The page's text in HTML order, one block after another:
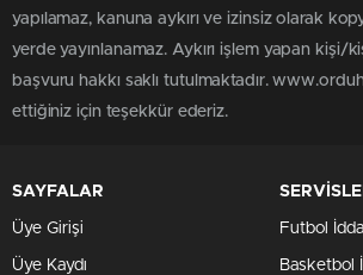
yapılamaz, kanuna aykırı ve izinsiz olarak
yerde yayınlanamaz. Aykırı işlem yapan kişi/
başvuru hakkı saklı tutulmaktadır.
ettiğiniz için teşekkür ederiz.
SAYFALAR
Üye Girişi
Üye Kaydı
Futbol
Basketbol